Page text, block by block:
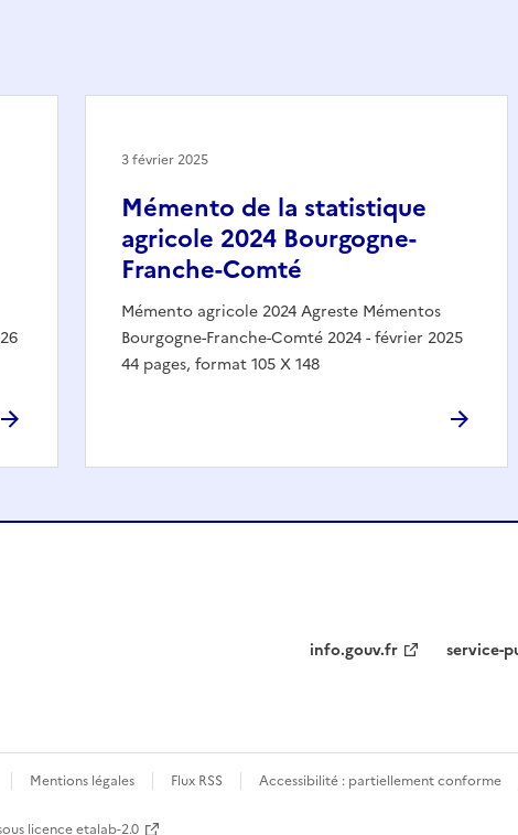
Mémento de la statistique
agricole 2024 Bourgogne-
Franche-Comté
Mémento agricole 2024 Agreste Mémentos
Bourgogne-Franche-Comté 2024 - février 2025
44 pages, format 105 X 148
3 février 2025
info.gouv.fr service-
Mentions légales Flux RSS Accessibilité : partiellement conforme
licence etalab-2.0